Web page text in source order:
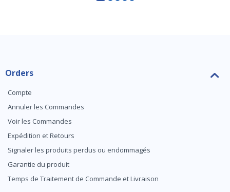
Orders
Compte
Annuler les Commandes
Voir les Commandes
Expédition et Retours
Signaler les produits perdus ou endommagés
Garantie du produit
Temps de Traitement de Commande et Livraison